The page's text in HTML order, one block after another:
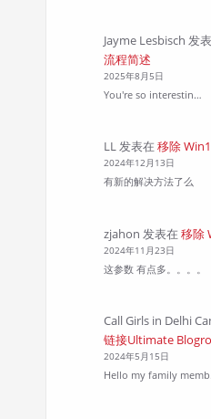
Jayme Lesbisch 发
流程简述
2025年8月5日
You're so interestin…
LL发表在 移除
2024年12月13日
有新的解决方法了么
zjahon 发表在 移除
2024年11月23日
这参数 有点多。。。。
Call Girls in Delhi
链接Ultimate
2024年5月15日
Hello my family